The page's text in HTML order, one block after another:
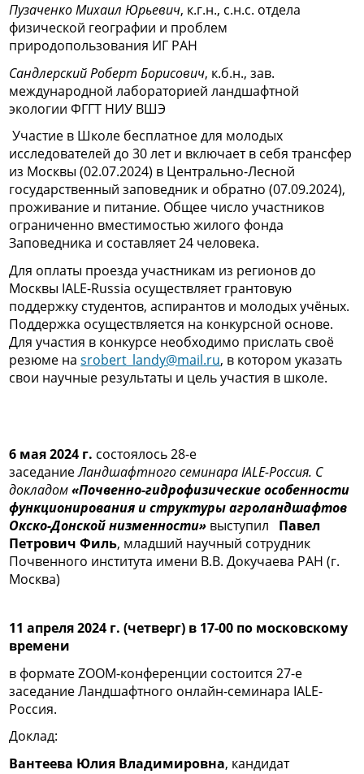
Пузаченко Михаил Юрьевич, к.г.н., с.н.с. отдела
физической географии и проблем
природопользования ИГ РАН
Сандлерский Роберт Борисович, к.б.н., зав.
международной лабораторией ландшафтной
экологии ФГГТ НИУ ВШЭ
Участие в Школе бесплатное для молодых
исследователей до 30 лет и включает в себя трансфер
из Москвы (02.07.2024) в Центрально-Лесной
государственный заповедник и обратно (07.09.2024),
проживание и питание. Общее число участников
ограниченно вместимостью жилого фонда
Заповедника и составляет 24 человека.
Для оплаты проезда участникам из регионов до
Москвы IALE-Russia осуществляет грантовую
поддержку студентов, аспирантов и молодых учёных.
Поддержка осуществляется на конкурсной основе.
Для участия в конкурсе необходимо прислать своё
резюме наsrobert_landy@mail.ru, в котором указать
свои научные результаты и цель участия в школе.
6 мая 2024 г. состоялось 28-е
заседаниеЛандшафтного семинара IALE-Россия. С
докладом«Почвенно-гидрофизические особенности
функционирования и структуры агроландшафтов
Окско-Донской низменности» выступил
Павел
Петрович Филь, младший научный сотрудник
Почвенного института имени В.В. Докучаева РАН (г.
Москва)
11 апреля 2024 г. (четверг) в 17-00 по московскому
времени
в формате ZOOM-конференции состоится27-е
заседание Ландшафтного онлайн-семинара IALE-
Россия.
Доклад:
Вантеева Юлия Владимировна, кандидат